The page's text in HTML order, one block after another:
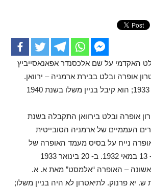
האקדמי על שם אלכסנדר אפאנאסייביץ
אופרה ובלט בבירת ארמניה – ירוואן.
אופרה ובלט בירוואן התקבלה בשנת
העממיים של ארמניה הסובייטית
נייח על בסיס מעמד האופרה של
קונסרבטוריון ירוואן ב- 13 במאי 1932. ב- 20 בינואר 1933
– האופרה “אלמסט” מאת א. א.
ש. יא פרנוק. לתיאטרון לא היה בניין משלו;